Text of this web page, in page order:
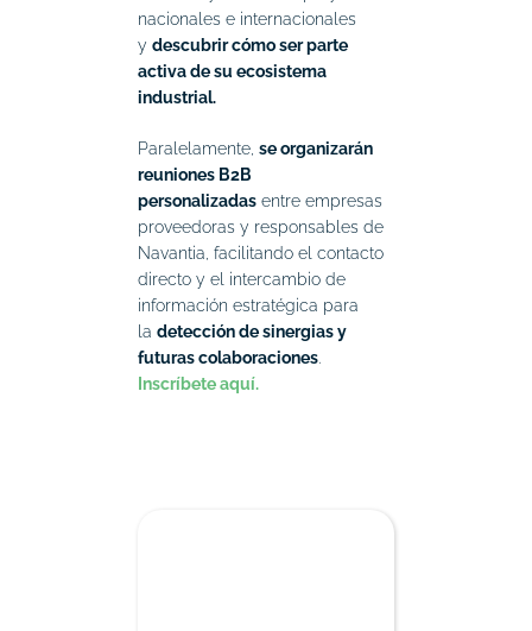
nacionales e internacionales
y descubrir cómo ser parte
activa de su ecosistema
industrial.
Paralelamente, se organizarán
reuniones B2B
personalizadasentre empresas
proveedoras y responsables de
Navantia, facilitando el contacto
directo y el intercambio de
información estratégica para
la detección de sinergias y
futuras colaboraciones.
Inscríbete aquí.